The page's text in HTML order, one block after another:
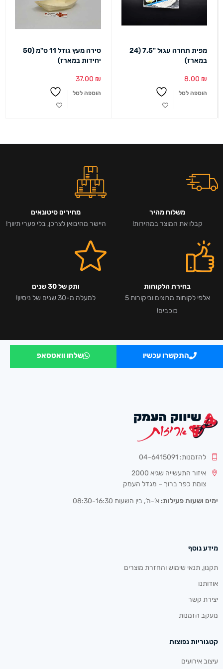
מפית תחרה עגול "7.5 (24
במארז)
8.00 ₪
הוספה לסל
סירה מעץ גודל 11 ס"מ (50
יחידות במארז)
37.00 ₪
הוספה לסל
משלוח מהיר
קבלו את המוצר במהירות!
מחירים סיטונאים
היישר מהיבואן לצרכן, בלי פערי תיווך!
בחירת הלקוחות
אלפי לקוחות מרוצים וביקורות 5
כוכבים!
ותק של 30 שנים
למעלה מ-30 שנים של ניסיון!
התקשרו עכשיו שלחו וואטסאפ
להזמנות: 04-6415091
איזור התעשייה שגיא 2000
צומת כפר ברוך – מגדל העמק
ימים ושעות פעילות: א’-ה’, בין השעות 08:30-16:30
מידע נוסף
תקנון, תנאי שימוש והחזרת מוצרים
אודותנו
יצירת קשר
מעקב הזמנות
קטגוריות נפוצות
עיצוב אירועים